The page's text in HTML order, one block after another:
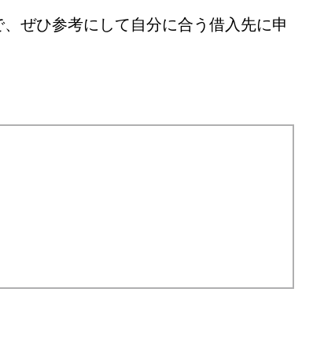
ぜひ参考にして自分に合う借入先に申